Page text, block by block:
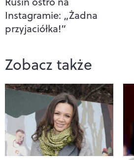
Instagramie: „Żadna
przyjaciółka!”
Zobacz także